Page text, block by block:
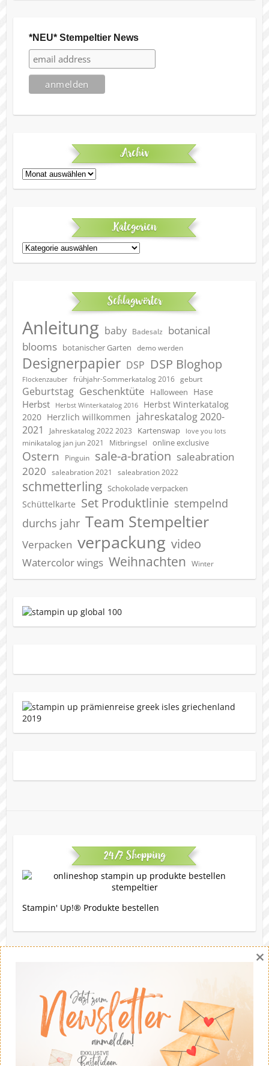
*NEU* Stempeltier News
Archiv
Archiv
Kategorien
Kategorien
Schlagwörter
Anleitung baby Badesalz
botanical
blooms botanischer Garten demo werden
Designerpapier DSP DSP Bloghop
Flockenzauber frühjahr-Sommerkatalog 2016 geburt
Geburtstag Geschenktüte Halloween Hase
Herbst Herbst Winterkatalog 2016
Herbst Winterkatalog
2020 Herzlich willkommen jahreskatalog 2020-
2021
Jahreskatalog 2022 2023 Kartenswap love you lots
minikatalog jan jun 2021 Mitbringsel online exclusive
Ostern Pinguin sale-a-bration saleabration
2020
saleabration 2021 saleabration 2022
schmetterling Schokolade verpacken
Schüttelkarte Set Produktlinie stempelnd
durchs jahr Team Stempeltier
Verpacken verpackung video
Watercolor wings Weihnachten Winter
24/7 Shopping
Stampin' Up!® Produkte bestellen
Eine Bitte
Gerne darfst du meine Werke nachbasteln. Die Ideen
×